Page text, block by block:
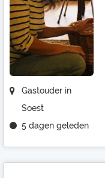
Gastouder in
Soest
5 dagen geleden